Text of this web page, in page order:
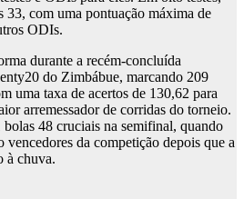
33, com uma pontuação máxima de
ODIs.
durante a recém-concluída
do Zimbábue, marcando 209
uma taxa de acertos de 130,62 para
arremessador de corridas do torneio.
48 cruciais na semifinal, quando
da competição depois que a
à chuva.